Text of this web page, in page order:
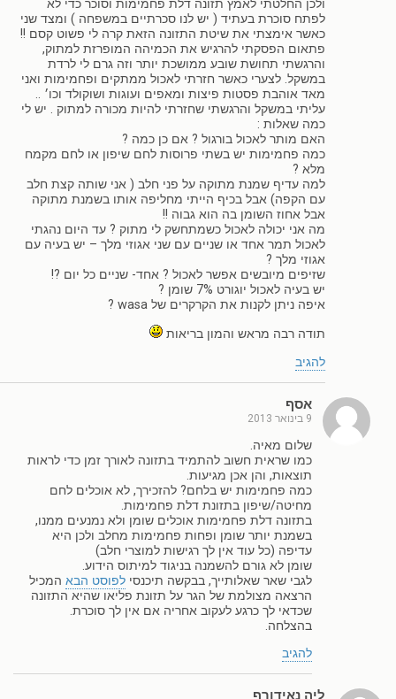
ולכן החלטתי לאמץ תזונה דלת פחמימות וסוכר כדי לא
לפתח סוכרת בעתיד ( יש לנו סכרתיים במשפחה ) ומצד שני
כאשר אימצתי את שיטת התזונה הזאת קרה לי פשוט קסם !!
פתאום הפסקתי להרגיש את הכמיהה המופרזת למתוק,
והרגשתי תחושת שובע ממושכת יותר וזה גרם לי לרדת
במשקל. לצערי כאשר חזרתי לאכול ממתקים ופחמימות ואני
מאד אוהבת פסטות פיצות ומאפים ועוגות ושוקולד וכו׳ ..
עליתי במשקל והרגשתי שחזרתי להיות מכורה למתוק . יש לי
כמה שאלות :
האם מותר לאכול בורגול ? אם כן כמה ?
כמה פחמימות יש בשתי פרוסות לחם שיפון או לחם מקמח
מלא ?
למה עדיף שמנת מתוקה על פני חלב ( אני שותה קצת חלב
עם הקפה) אבל בכיף הייתי מחליפה אותו בשמנת מתוקה
אבל אחוז השומן בה הוא גבוה !!
מה אני יכולה לאכול כשמתחשק לי מתוק ? עד היום נהגתי
לאכול תמר אחד או שניים עם שני אגוזי מלך – יש בעיה עם
אגוזי מלך ?
שזיפים מיובשים אפשר לאכול ? אחד- שניים כל יום ?!
יש בעיה לאכול יוגורט 7% שומן ?
איפה ניתן לקנות את הקרקרים של wasa ?
תודה רבה מראש והמון בריאות
להגיב
אסף
9 בינואר 2013
שלום מאיה.
כמו שראית חשוב להתמיד בתזונה לאורך זמן כדי לראות
תוצאות, והן אכן מגיעות.
כמה פחמימות יש בלחם? להזכירך, לא אוכלים לחם
מחיטה/שיפון בתזונת דלת פחמימות.
בתזונה דלת פחמימות אוכלים שומן ולא נמנעים ממנו,
בשמנת יותר שומן ופחות פחמימות מחלב ולכן היא
עדיפה (כל עוד אין לך רגישות למוצרי חלב)
שומן לא גורם להשמנה בניגוד למיתוס הידוע.
לגבי שאר שאלותייך, בבקשה תיכנסי לפוסט הבא המכיל
הרצאה מצולמת של הגר על תזונת פליאו שהיא התזונה
שכדאי לך כרגע לעקוב אחריה אם אין לך סוכרת.
בהצלחה.
להגיב
ליה נאידורף